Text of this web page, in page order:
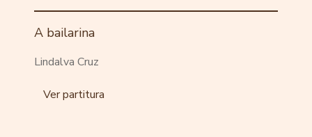
A bailarina
Lindalva Cruz
Ver partitura